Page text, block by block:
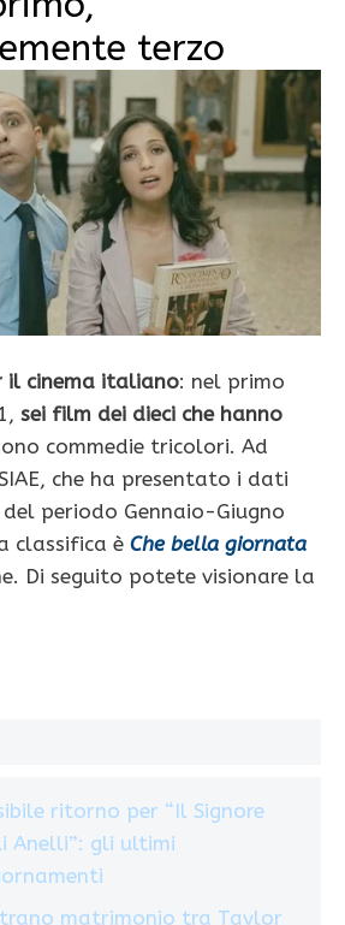
terzo
il cinema italiano: nel primo
sei film dei dieci che hanno
commedie tricolori. Ad
che ha presentato i dati
periodo Gennaio-Giugno
classifica è Che bella giornata
Di seguito potete visionare la
ritorno per “Il Signore
Anelli”: gli ultimi
matrimonio tra Taylor